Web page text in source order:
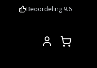
Beoordeling 9.6